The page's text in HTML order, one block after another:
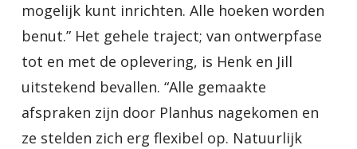
mogelijk kunt inrichten. Alle hoeken worden
benut.” Het gehele traject; van ontwerpfase
tot en met de oplevering, is Henk en Jill
uitstekend bevallen. “Alle gemaakte
afspraken zijn door Planhus nagekomen en
ze stelden zich erg flexibel op. Natuurlijk